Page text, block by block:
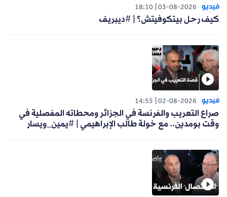
فيديو 03-08-2026
18:10
كيف رحل بيتكوفيتش؟ | #ديبريف
فيديو 02-08-2026
14:55
صراع التعريب والفرنسة في الجزائر ومحطاته المفصلية في
وقت بومدين.. مع خولة طالب الإبراهيمي | #يمين_ويسار